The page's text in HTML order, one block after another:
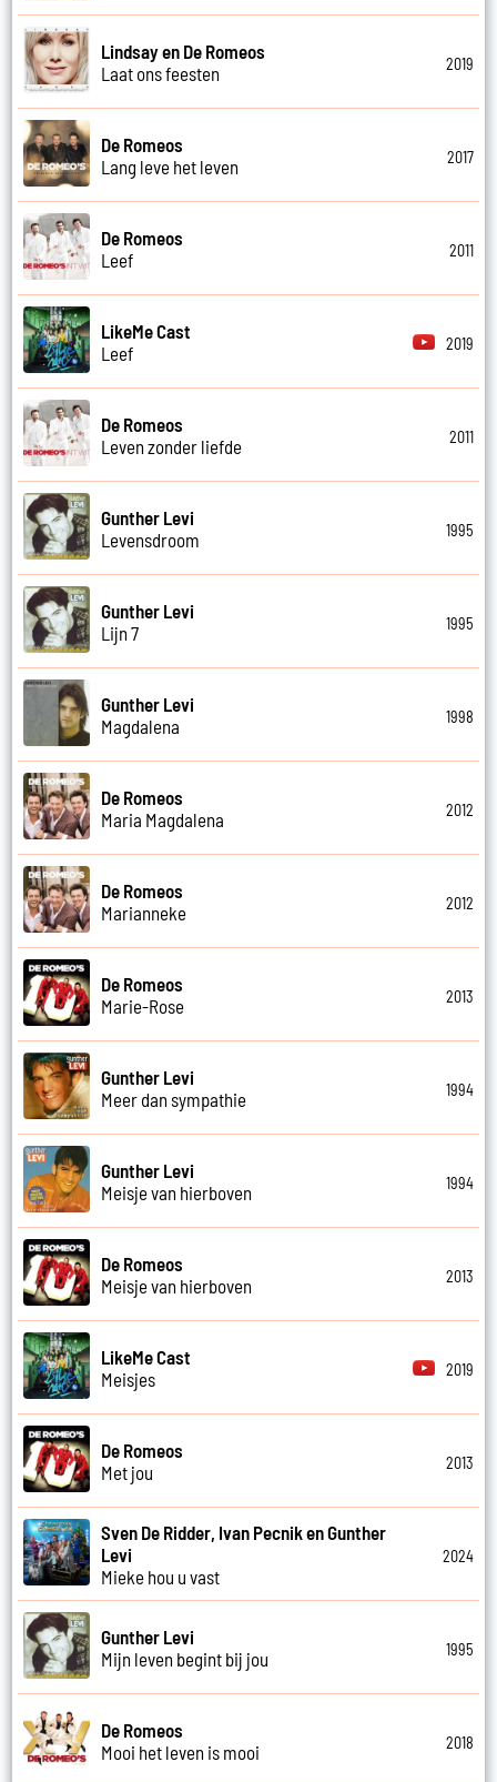
Lindsay en De Romeos
Laat ons feesten
2019
De Romeos
Lang leve het leven
2017
De Romeos
Leef
2011
LikeMe Cast
Leef
2019
De Romeos
Leven zonder liefde
2011
Gunther Levi
Levensdroom
1995
Gunther Levi
Lijn 7
1995
Gunther Levi
Magdalena
1998
De Romeos
Maria Magdalena
2012
De Romeos
Marianneke
2012
De Romeos
Marie-Rose
2013
Gunther Levi
Meer dan sympathie
1994
Gunther Levi
Meisje van hierboven
1994
De Romeos
Meisje van hierboven
2013
LikeMe Cast
Meisjes
2019
De Romeos
Met jou
2013
Sven De Ridder, Ivan Pecnik en Gunther
Levi
Mieke hou u vast
2024
Gunther Levi
Mijn leven begint bij jou
1995
De Romeos
Mooi het leven is mooi
2018